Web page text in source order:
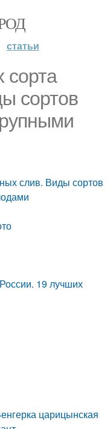
статьи
сорта
сортов
слив. Виды сортов
19 лучших
царицынская